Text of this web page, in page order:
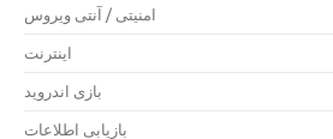
امنیتی / آنتی ویروس
اینترنت
بازی اندروید
بازیابی اطلاعات